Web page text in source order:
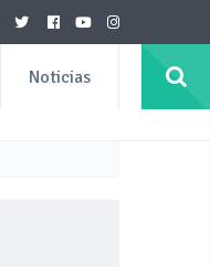
Noticias